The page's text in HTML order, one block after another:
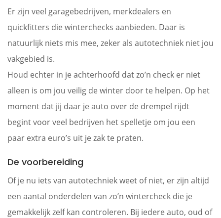
Er zijn veel garagebedrijven, merkdealers en
quickfitters die winterchecks aanbieden. Daar is
natuurlijk niets mis mee, zeker als autotechniek niet jou
vakgebied is.
Houd echter in je achterhoofd dat zo’n check er niet
alleen is om jou veilig de winter door te helpen. Op het
moment dat jij daar je auto over de drempel rijdt
begint voor veel bedrijven het spelletje om jou een
paar extra euro’s uit je zak te praten.
De voorbereiding
Of je nu iets van autotechniek weet of niet, er zijn altijd
een aantal onderdelen van zo’n wintercheck die je
gemakkelijk zelf kan controleren. Bij iedere auto, oud of